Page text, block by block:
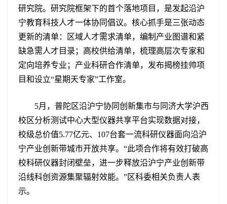
研究院。研究院框架下的首个落地项目，是发起沿沪
宁教育科技人才一体协同倡议。核心抓手是三张动态
更新的清单：区域人才需求清单，编制产业图谱和紧
缺急需人才目录；高校供给清单，梳理高层次专家和
定向培养专业；产业科研合作清单，发布揭榜挂帅项
目和设立“星期天专家”工作室。
5月，普陀区沿沪宁协同创新集市与同济大学沪西
校区分析测试中心大型仪器共享平台实现数据对接，
校级总价值5.77亿元、107台套一流科研仪器面向沿沪
宁产业创新带城市开放共享。“此项合作将有效打破高
校科研仪器封闭壁垒，进一步释放沿沪宁产业创新带
沿线科创资源集聚辐射效能。”区科委相关负责人表
示。